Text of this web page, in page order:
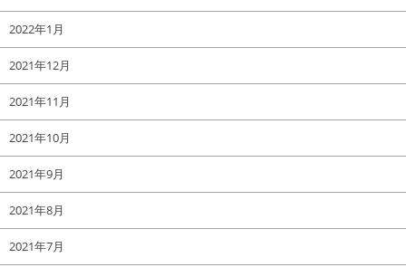
2022年1月
2021年12月
2021年11月
2021年10月
2021年9月
2021年8月
2021年7月